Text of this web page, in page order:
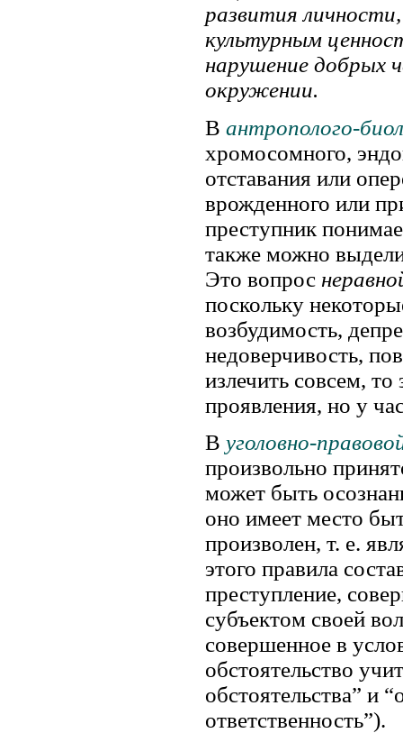
развития
культурным
нарушение добрых
окружении.
В антрополого-
хромосомного,
отставания или
врожденного или
преступник
также можно
Это вопрос
поскольку
возбудимость,
недоверчивость,
излечить совсем,
проявления, но у
В уголовно-
произвольно
может быть
оно имеет место
произволен, т. е.
этого правила
преступление,
субъектом своей
совершенное в
обстоятельство
обстоятельства” и
ответственность”).